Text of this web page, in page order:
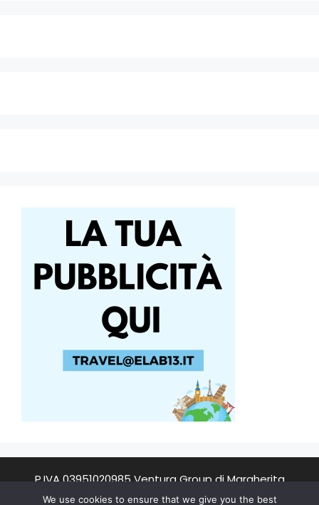
P.IVA 03951020985 Ventura Group di Margherita
Ventura
We use cookies to ensure that we give you the best